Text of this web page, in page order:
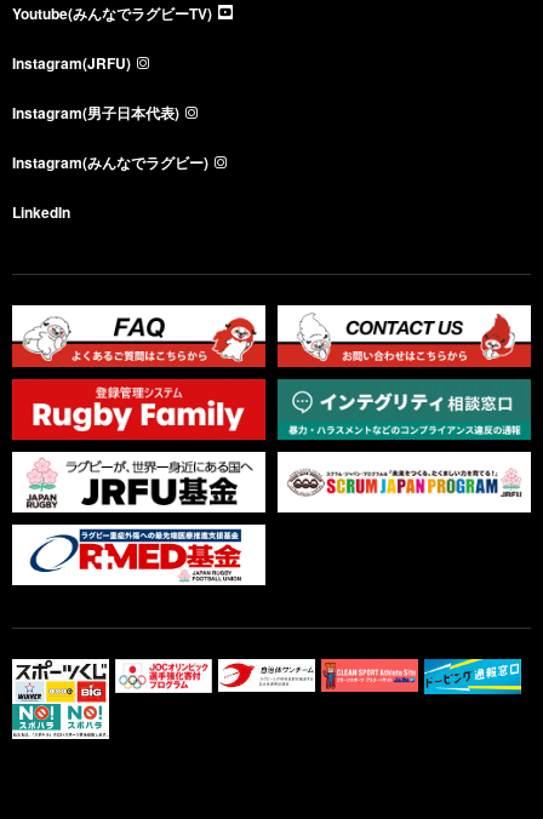
Youtube(みんなでラグビーTV)
Instagram(JRFU)
Instagram(男子日本代表)
Instagram(みんなでラグビー)
LinkedIn